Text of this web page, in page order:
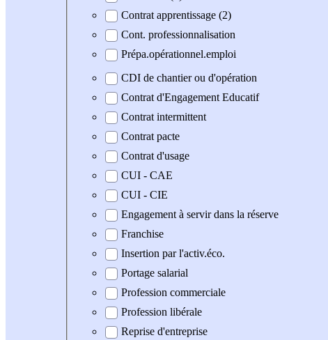
Contrat apprentissage (2)
Cont. professionnalisation
Prépa.opérationnel.emploi
CDI de chantier ou d'opération
Contrat d'Engagement Educatif
Contrat intermittent
Contrat pacte
Contrat d'usage
CUI - CAE
CUI - CIE
Engagement à servir dans la réserve
Franchise
Insertion par l'activ.éco.
Portage salarial
Profession commerciale
Profession libérale
Reprise d'entreprise